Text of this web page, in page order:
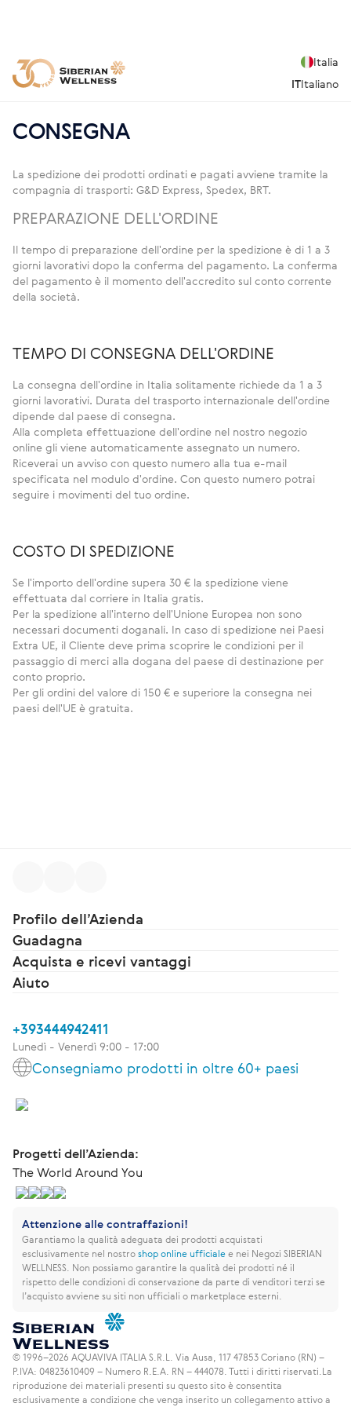
Italia
ITItaliano
CONSEGNA
La spedizione dei prodotti ordinati e pagati avviene tramite la
compagnia di trasporti: G&D Express, Spedex, BRT.
PREPARAZIONE DELL'ORDINE
Il tempo di preparazione dell'ordine per la spedizione è di 1 a 3
giorni lavorativi dopo la conferma del pagamento. La conferma
del pagamento è il momento dell'accredito sul conto corrente
della società.
TEMPO DI CONSEGNA DELL'ORDINE
La consegna dell'ordine in Italia solitamente richiede da 1 a 3
giorni lavorativi. Durata del trasporto internazionale dell'ordine
dipende dal paese di consegna.
Alla completa effettuazione dell'ordine nel nostro negozio
online gli viene automaticamente assegnato un numero.
Riceverai un avviso con questo numero alla tua e-mail
specificata nel modulo d'ordine. Con questo numero potrai
seguire i movimenti del tuo ordine.
COSTO DI SPEDIZIONE
Se l'importo dell'ordine supera 30 € la spedizione viene
effettuata dal corriere in Italia gratis.
Per la spedizione all'interno dell'Unione Europea non sono
necessari documenti doganali. In caso di spedizione nei Paesi
Extra UE, il Cliente deve prima scoprire le condizioni per il
passaggio di merci alla dogana del paese di destinazione per
conto proprio.
Per gli ordini del valore di 150 € e superiore la consegna nei
paesi dell'UE è gratuita.
Profilo dell’Azienda
Guadagna
Acquista e ricevi vantaggi
Aiuto
+393444942411
Lunedì - Venerdì 9:00 - 17:00
Consegniamo prodotti in oltre 60+ paesi
Progetti dell’Azienda:
The World Around You
Attenzione alle contraffazioni!
Garantiamo la qualità adeguata dei prodotti acquistati
esclusivamente nel nostroshop online ufficialee nei Negozi SIBERIAN
WELLNESS. Non possiamo garantire la qualità dei prodotti né il
rispetto delle condizioni di conservazione da parte di venditori terzi se
l’acquisto avviene su siti non ufficiali o marketplace esterni.
© 1996–2026 AQUAVIVA ITALIA S.R.L. Via Ausa, 117 47853 Coriano (RN) –
P.IVA: 04823610409 – Numero R.E.A. RN – 444078. Tutti i diritti riservati. La
riproduzione dei materiali presenti su questo sito è consentita
esclusivamente a condizione che venga inserito un collegamento attivo a